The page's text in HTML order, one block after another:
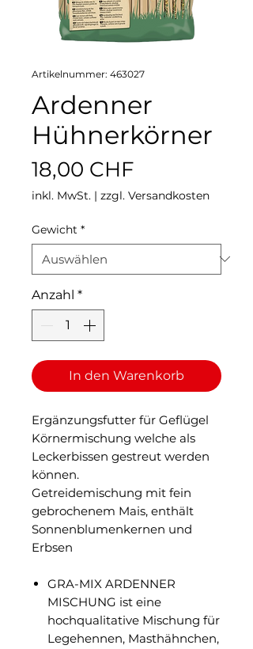
Artikelnummer: 463027
Ardenner
Hühnerkörner
18,00 CHFPreis
inkl. MwSt. | zzgl. Versandkosten
Gewicht *
Anzahl *
In den Warenkorb
Ergänzungsfutter für Geflügel
Körnermischung welche als
Leckerbissen gestreut werden
können.
Getreidemischung mit fein
gebrochenem Mais, enthält
Sonnenblumenkernen und
Erbsen
GRA-MIX ARDENNER
MISCHUNG ist eine
hochqualitative Mischung für
Legehennen, Masthähnchen,